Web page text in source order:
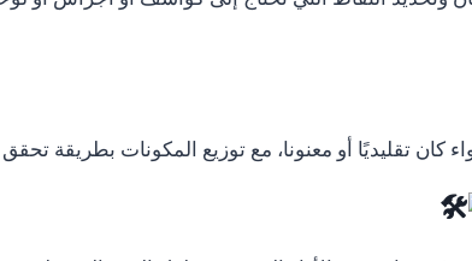
كان تقليديًا أو معنونا، مع توزيع المكونات بطريقة